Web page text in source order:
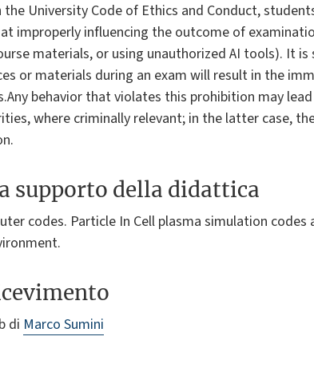
the University Code of Ethics and Conduct,
improperly influencing the outcome of
materials, or using unauthorized AI tools). It
or materials during an exam will result in the
behavior that violates this prohibition may
where criminally relevant; in the latter case,
supporto della didattica
codes. Particle In Cell plasma simulation
di Marco Sumini